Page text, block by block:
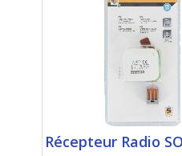
Récepteur Radio